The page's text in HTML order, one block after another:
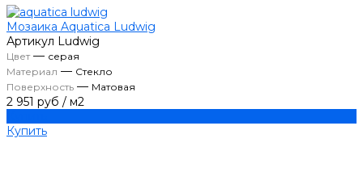
Мозаика Aquatica Ludwig
Артикул Ludwig
Цвет— серая
Материал — Стекло
Поверхность — Матовая
2 951 руб / м2
Купить